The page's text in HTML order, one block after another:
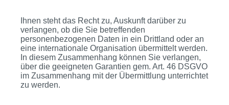
Ihnen steht das Recht zu, Auskunft darüber zu
verlangen, ob die Sie betreffenden
personenbezogenen Daten in ein Drittland oder an
eine internationale Organisation übermittelt werden.
In diesem Zusammenhang können Sie verlangen,
über die geeigneten Garantien gem. Art. 46 DSGVO
im Zusammenhang mit der Übermittlung unterrichtet
zu werden.